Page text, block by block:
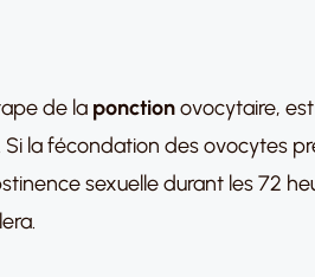
de la ponctionovocytaire,
Si la fécondation des ovocytes
sexuelle durant les 72